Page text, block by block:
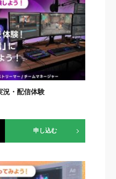
況・配信体験
申し込む